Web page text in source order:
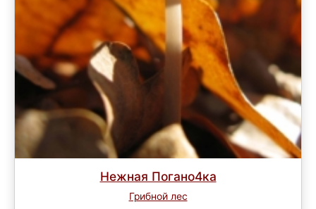
Нежная Погано4ка
Грибной лес